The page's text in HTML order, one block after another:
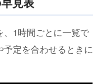
、1時間ごとに一覧で
定を合わせるときに